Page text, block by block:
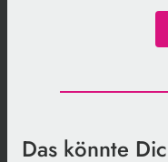
Das könnte